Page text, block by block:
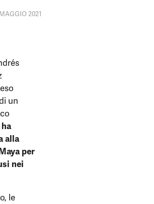
2021
un
ha
alla
per
nei
le